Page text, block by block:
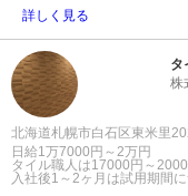
詳しく見る
タ
株
北海道札幌市白石区東米里
日給1万7000円～2万円
タイル職人は17000円～
入社後1～2ヶ月は試用期間